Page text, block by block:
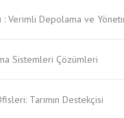
: Verimli Depolama ve
Sistemleri Çözümleri
Tarımın Destekçisi